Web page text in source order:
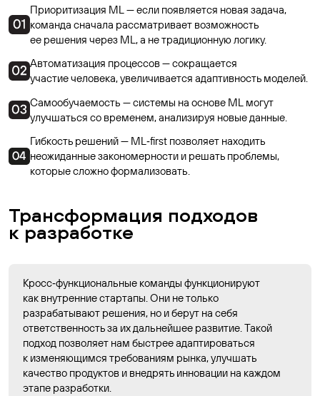
Приоритизация ML — если появляется новая задача,
команда сначала рассматривает возможность
ее решения через ML, а не традиционную логику.
Автоматизация процессов — сокращается
участие человека, увеличивается адаптивность моделей.
Самообучаемость — системы на основе ML могут
улучшаться со временем, анализируя новые данные.
Гибкость решений — ML‑first позволяет находить
неожиданные закономерности и решать проблемы,
которые сложно формализовать.
Трансформация подходов
к разработке
Кросс‑функциональные команды функционируют
как внутренние стартапы. Они не только
разрабатывают решения, но и берут на себя
ответственность за их дальнейшее развитие. Такой
подход позволяет нам быстрее адаптироваться
к изменяющимся требованиям рынка, улучшать
качество продуктов и внедрять инновации на каждом
этапе разработки.